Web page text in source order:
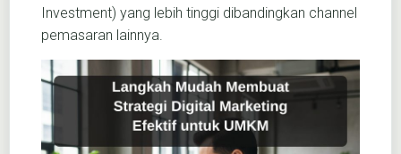
Investment) yang lebih tinggi dibandingkan channel
pemasaran lainnya.